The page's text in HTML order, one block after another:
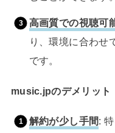
高画質での視聴可
り、環境に合わせ
です。
music.jpのデメリット
解約が少し手間: